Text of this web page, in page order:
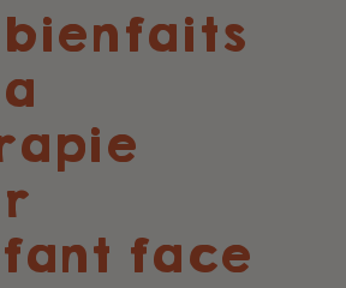
bienfaits
face